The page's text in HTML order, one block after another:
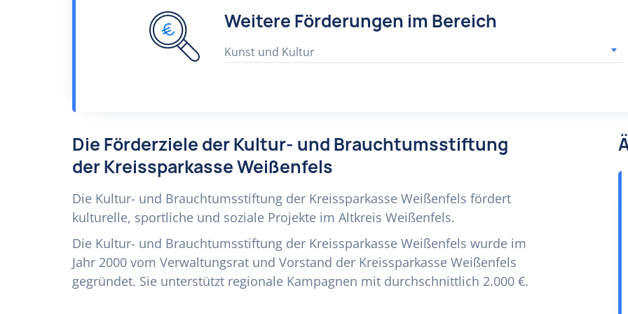
Weitere Förderungen im Bereich
Kunst und Kultur
Die Förderziele der Kultur- und Brauchtumsstiftung
der Kreissparkasse Weißenfels
Die Kultur- und Brauchtumsstiftung der Kreissparkasse Weißenfels fördert
kulturelle, sportliche und soziale Projekte im Altkreis Weißenfels.
Die Kultur- und Brauchtumsstiftung der Kreissparkasse Weißenfels wurde im
Jahr 2000 vom Verwaltungsrat und Vorstand der Kreissparkasse Weißenfels
gegründet. Sie unterstützt regionale Kampagnen mit durchschnittlich 2.000 €.